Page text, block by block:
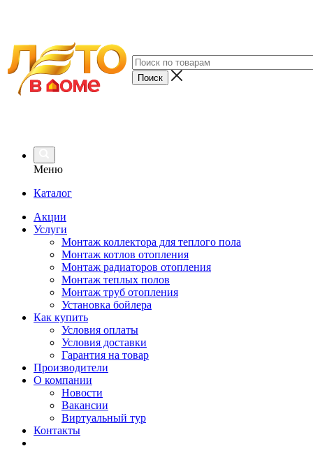
Меню
Каталог
Акции
Услуги
Монтаж коллектора для теплого пола
Монтаж котлов отопления
Монтаж радиаторов отопления
Монтаж теплых полов
Монтаж труб отопления
Установка бойлера
Как купить
Условия оплаты
Условия доставки
Гарантия на товар
Производители
О компании
Новости
Вакансии
Виртуальный тур
Контакты